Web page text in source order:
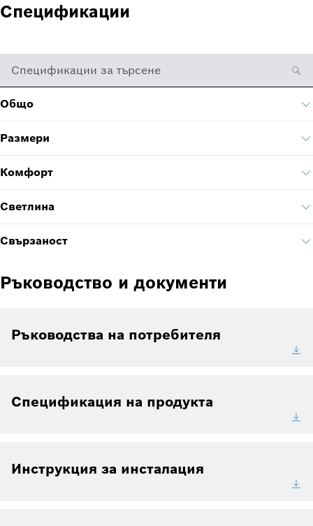
Спецификации
Спецификации за търсене
Общо
Размери
Комфорт
Светлина
Свързаност
Ръководство и документи
Ръководства на потребителя
Спецификация на продукта
Инструкция за инсталация